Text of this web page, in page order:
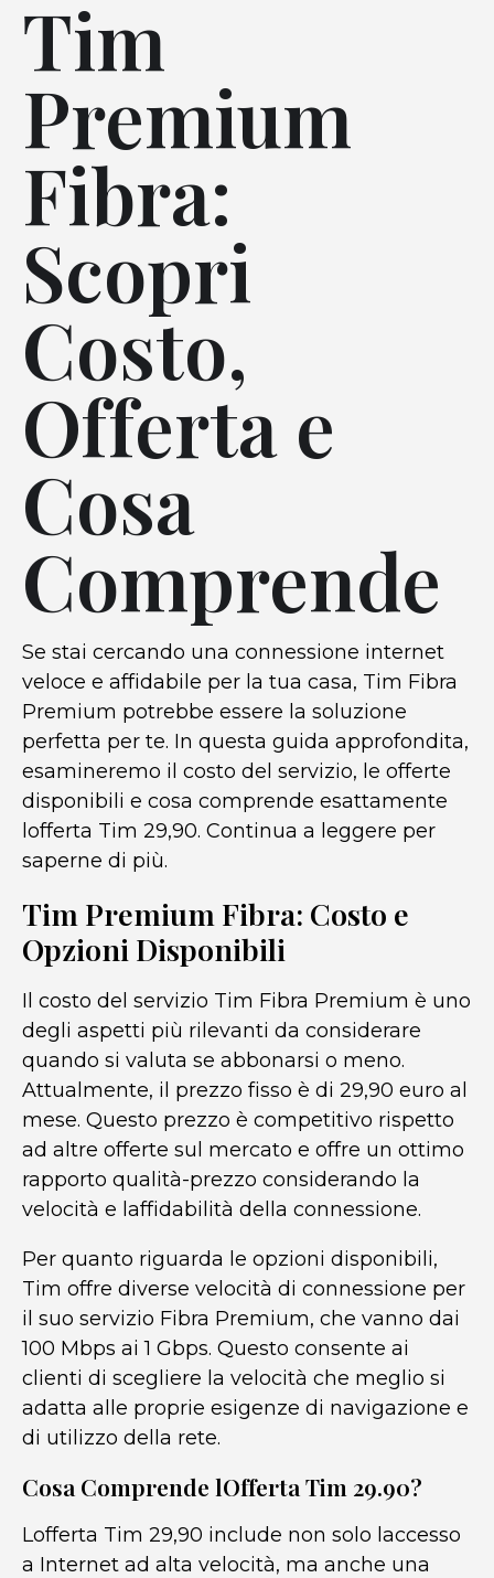
Tim
Premium
Fibra:
Scopri
Costo,
Offerta e
Cosa
Comprende
Se stai cercando una connessione internet
veloce e affidabile per la tua casa, Tim Fibra
Premium potrebbe essere la soluzione
perfetta per te. In questa guida approfondita,
esamineremo il costo del servizio, le offerte
disponibili e cosa comprende esattamente
lofferta Tim 29,90. Continua a leggere per
saperne di più.
Tim Premium Fibra: Costo e
Opzioni Disponibili
Il costo del servizio Tim Fibra Premium è uno
degli aspetti più rilevanti da considerare
quando si valuta se abbonarsi o meno.
Attualmente, il prezzo fisso è di 29,90 euro al
mese. Questo prezzo è competitivo rispetto
ad altre offerte sul mercato e offre un ottimo
rapporto qualità-prezzo considerando la
velocità e laffidabilità della connessione.
Per quanto riguarda le opzioni disponibili,
Tim offre diverse velocità di connessione per
il suo servizio Fibra Premium, che vanno dai
100 Mbps ai 1 Gbps. Questo consente ai
clienti di scegliere la velocità che meglio si
adatta alle proprie esigenze di navigazione e
di utilizzo della rete.
Cosa Comprende lOfferta Tim 29.90?
Lofferta Tim 29,90 include non solo laccesso
a Internet ad alta velocità, ma anche una